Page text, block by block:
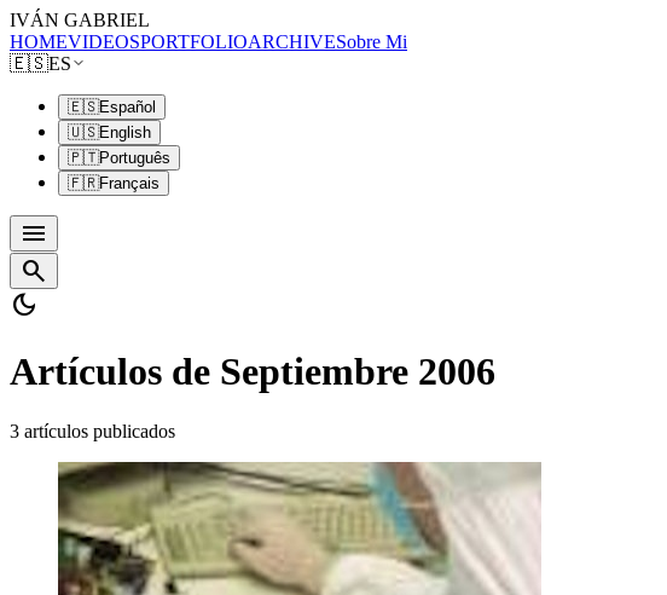
IVÁN GABRIEL
HOMEVIDEOSPORTFOLIOARCHIVESobre Mi
🇪🇸ES
🇪🇸Español
🇺🇸English
🇵🇹Português
🇫🇷Français
menu
search
dark_mode
Artículos de Septiembre 2006
3 artículos publicados